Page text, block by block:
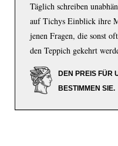
Täglich schreiben
auf Tichys Einblick ihre
jenen Fragen, die sonst
den Teppich gekehrt
DEN PREIS FÜR
BESTIMMEN SIE.